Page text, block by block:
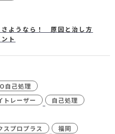
- マッサージピール
- ダーマペン4
- 点滴・注射
- 他院抜糸・ホッチキス除去
さようなら！ 原因と治し方
ト
自己処理
トレーザー
自己処理
スプロプラス
福岡